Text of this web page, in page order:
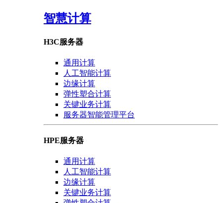
智慧计算
H3C服务器
通用计算
人工智能计算
边缘计算
弹性塑合计算
关键业务计算
服务器智能管理平台
HPE服务器
通用计算
人工智能计算
边缘计算
关键业务计算